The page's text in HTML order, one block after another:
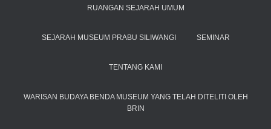
RUANGAN SEJARAH UMUM
SEJARAH MUSEUM PRABU SILIWANGI SEMINAR
TENTANG KAMI
WARISAN BUDAYA BENDA MUSEUM YANG TELAH DITELITI OLEH
BRIN